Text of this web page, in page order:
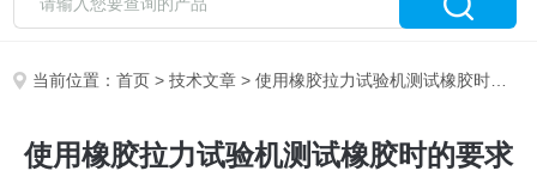
当前位置：首页 >技术文章 > 使用橡胶拉力试验机测试橡胶时的要求
使用橡胶拉力试验机测试橡胶时的要求